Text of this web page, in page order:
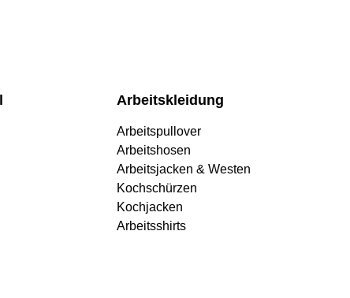
Arbeitskleidung
Arbeitspullover
Arbeitshosen
Arbeitsjacken & Westen
Kochschürzen
Kochjacken
Arbeitsshirts